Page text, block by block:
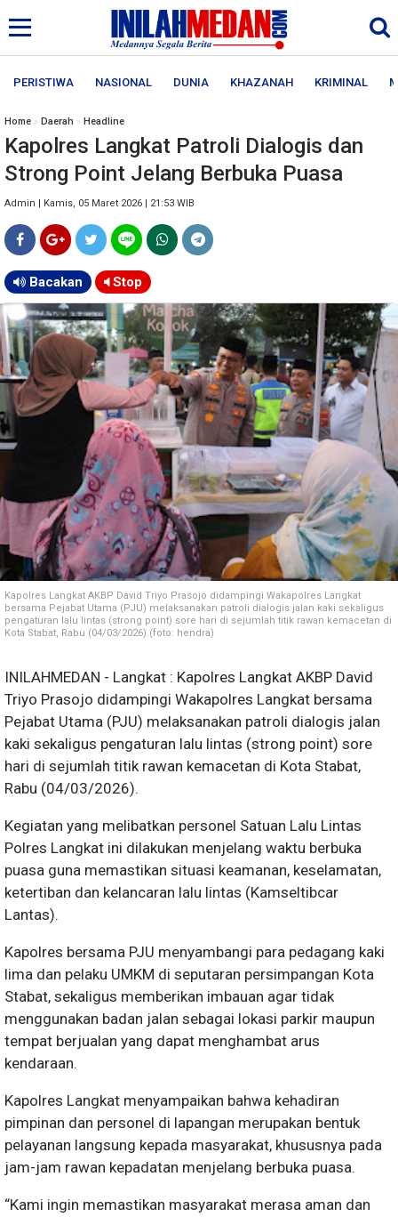
PERISTIWA NASIONAL DUNIA KHAZANAH KRIMINAL
Home » Daerah » Headline
Kapolres Langkat Patroli Dialogis dan
Strong Point Jelang Berbuka Puasa
Admin | Kamis, 05 Maret 2026 | 21:53 WIB
Bacakan Stop
Kapolres Langkat AKBP David Triyo Prasojo didampingi Wakapolres Langkat
bersama Pejabat Utama (PJU) melaksanakan patroli dialogis jalan kaki sekaligus
pengaturan lalu lintas (strong point) sore hari di sejumlah titik rawan kemacetan di
Kota Stabat, Rabu (04/03/2026).(foto: hendra)
INILAHMEDAN - Langkat : Kapolres Langkat AKBP David
Triyo Prasojo didampingi Wakapolres Langkat bersama
Pejabat Utama (PJU) melaksanakan patroli dialogis jalan
kaki sekaligus pengaturan lalu lintas (strong point) sore
hari di sejumlah titik rawan kemacetan di Kota Stabat,
Rabu (04/03/2026).
Kegiatan yang melibatkan personel Satuan Lalu Lintas
Polres Langkat ini dilakukan menjelang waktu berbuka
puasa guna memastikan situasi keamanan, keselamatan,
ketertiban dan kelancaran lalu lintas (Kamseltibcar
Lantas).
Kapolres bersama PJU menyambangi para pedagang kaki
lima dan pelaku UMKM di seputaran persimpangan Kota
Stabat, sekaligus memberikan imbauan agar tidak
menggunakan badan jalan sebagai lokasi parkir maupun
tempat berjualan yang dapat menghambat arus
kendaraan.
Kapolres Langkat menyampaikan bahwa kehadiran
pimpinan dan personel di lapangan merupakan bentuk
pelayanan langsung kepada masyarakat, khususnya pada
jam-jam rawan kepadatan menjelang berbuka puasa.
“Kami ingin memastikan masyarakat merasa aman dan